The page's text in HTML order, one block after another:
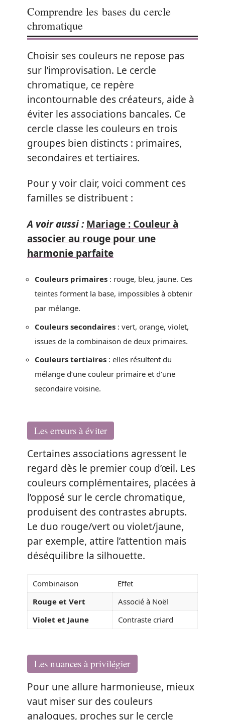
Comprendre les bases du cercle
chromatique
Choisir ses couleurs ne repose pas
sur l’improvisation. Le cercle
chromatique, ce repère
incontournable des créateurs, aide à
éviter les associations bancales. Ce
cercle classe les couleurs en trois
groupes bien distincts : primaires,
secondaires et tertiaires.
Pour y voir clair, voici comment ces
familles se distribuent :
A voir aussi : Mariage : Couleur à
associer au rouge pour une
harmonie parfaite
Couleurs primaires : rouge, bleu, jaune. Ces
teintes forment la base, impossibles à obtenir
par mélange.
Couleurs secondaires : vert, orange, violet,
issues de la combinaison de deux primaires.
Couleurs tertiaires : elles résultent du
mélange d’une couleur primaire et d’une
secondaire voisine.
Les erreurs à éviter
Certaines associations agressent le
regard dès le premier coup d’œil. Les
couleurs complémentaires, placées à
l’opposé sur le cercle chromatique,
produisent des contrastes abrupts.
Le duo rouge/vert ou violet/jaune,
par exemple, attire l’attention mais
déséquilibre la silhouette.
Combinaison
Effet
Rouge et Vert
Associé à Noël
Violet et Jaune
Contraste criard
Les nuances à privilégier
Pour une allure harmonieuse, mieux
vaut miser sur des couleurs
analogues, proches sur le cercle